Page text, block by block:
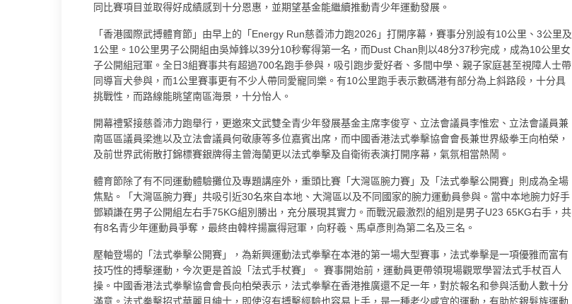
同比賽項目並取得好成績感到十分恩惠，並期望基金能繼續推動青少年運動發展。
「香港國際武搏體育節」由早上的「Energy Run慈善沛力跑2026」打開序幕，賽事分別設有10公里、3公里及
1公里。10公里男子公開組由吳焯鋒以39分10秒奪得第一名，而Dust Chan則以48分37秒完成，成為10公里女
子公開組冠軍。全日3組賽事共有超過700名跑手參與，吸引跑步愛好者、多間中學、親子家庭甚至視障人士帶
同導盲犬參與，而1公里賽事更有不少人帶同愛寵同樂。有10公里跑手表示數碼港有部分為上斜路段，十分具
挑戰性，而路線能眺望南區海景，十分怡人。
開幕禮緊接慈善沛力跑舉行，更邀來文武雙全青少年發展基金主席李俊亨、立法會議員李惟宏、立法會議員兼
南區區議員梁進以及立法會議員何敬康等多位嘉賓出席，而中國香港法式拳擊協會會長兼世界級拳王向柏榮，
及前世界武術散打錦標賽銀牌得主曾海蘭更以法式拳擊及自衛術表演打開序幕，氣氛相當熱鬧。
體育節除了有不同運動體驗攤位及專題講座外，重頭比賽「大灣區腕力賽」及「法式拳擊公開賽」則成為全場
焦點。「大灣區腕力賽」共吸引近30名來自本地、大灣區以及不同國家的腕力運動員參與。當中本地腕力好手
鄧穎謙在男子公開組左右手75KG組別勝出，充分展現其實力。而戰況最激烈的組別是男子U23 65KG右手，共
有8名青少年運動員爭奪，最終由韓梓揚贏得冠軍，向籽羲、馬卓彥則為第二名及三名。
壓軸登場的「法式拳擊公開賽」，為新興運動法式拳擊在本港的第一場大型賽事，法式拳擊是一項優雅而富有
技巧性的搏擊運動，今次更是首設「法式手杖賽」。 賽事開始前，運動員更帶領現場觀眾學習法式手杖百人
操。中國香港法式拳擊協會會長向柏榮表示，法式拳擊在香港推廣還不足一年，對於報名和參與活動人數十分
滿意。法式拳擊招式華麗且紳士，即使沒有搏擊經驗也容易上手，是一種老少咸宜的運動，有助於銀髮族運動